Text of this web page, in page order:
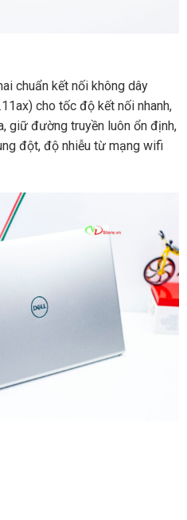
chuẩn kết nối không dây
cho tốc độ kết nối nhanh,
giữ đường truyền luôn ổn định,
đột, độ nhiễu từ mạng wifi